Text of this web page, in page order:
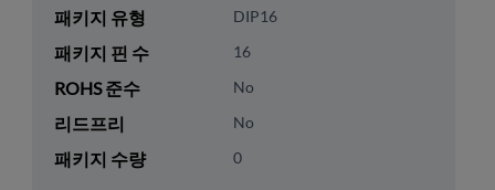
패키지 유형 DIP16
패키지 핀 수 16
ROHS 준수 No
리드프리 No
패키지 수량 0